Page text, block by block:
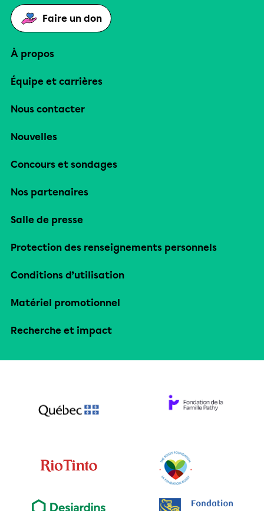
Faire un don
À propos
Équipe et carrières
Nous contacter
Nouvelles
Concours et sondages
Nos partenaires
Salle de presse
Protection des renseignements personnels
Conditions d’utilisation
Matériel promotionnel
Recherche et impact